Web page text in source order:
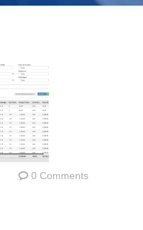
0 Comments